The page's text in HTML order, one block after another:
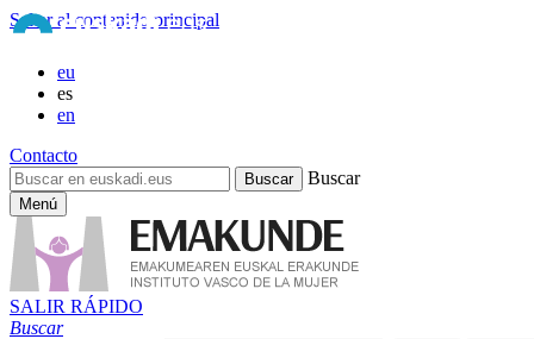
Saltar al contenido principal
eu
es
en
Contacto
Buscar
Menú
SALIR RÁPIDO
Buscar